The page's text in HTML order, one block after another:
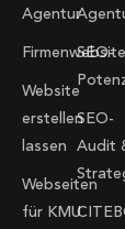
Agentur
Website
erstellen
lassen
Webseiten
für KMU
SEO-
SEO-
Audit